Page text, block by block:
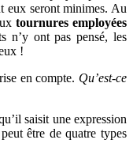
eux seront minimes. Au
tournures employées
n’y ont pas pensé, les
!
en compte. Qu’est-ce
saisit une expression
être de quatre types